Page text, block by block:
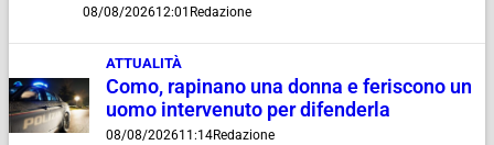
08/08/202612:01 Redazione
ATTUALITÀ
Como, rapinano una donna e feriscono un
uomo intervenuto per difenderla
08/08/202611:14Redazione